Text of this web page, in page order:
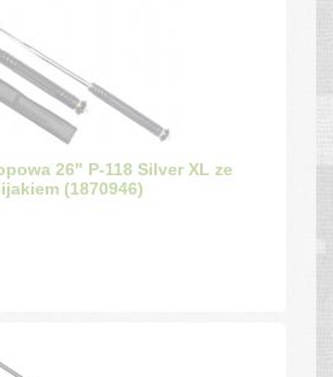
26" P-118 Silver XL ze
(1870946)